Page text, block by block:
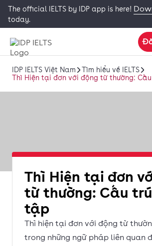
The official IELTS by IDP app is here!
today.
IDP IELTS Việt Nam
Tìm hiểu về IELTS
Thì Hiện tại đơn với động từ thường:
Thì Hiện tại đơn
từ thường: Cấu
tập
Thì hiện tại đơn với động từ
trong những ngữ pháp liên quan